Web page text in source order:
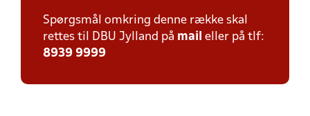
Spørgsmål omkring denne række skal
rettes til DBU Jylland på mail eller på tlf:
8939 9999